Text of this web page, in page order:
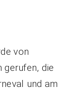
von
gerufen, die
und am